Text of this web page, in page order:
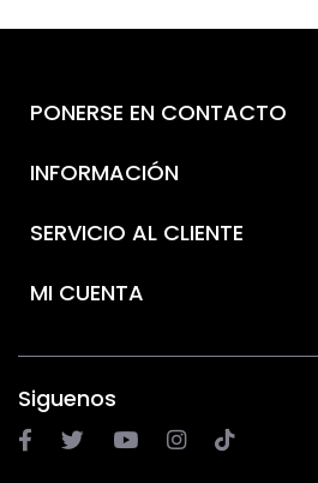
PONERSE EN CONTACTO
INFORMACIÓN
SERVICIO AL CLIENTE
MI CUENTA
Siguenos